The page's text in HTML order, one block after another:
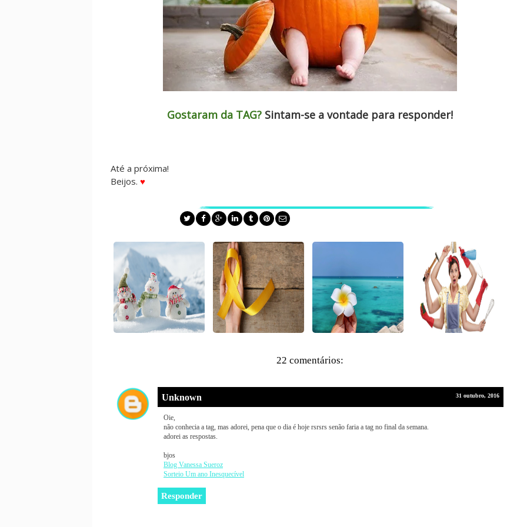
Gostaram da TAG? Sintam-se a vontade para responder!
Até a próxima!
Beijos. ♥
22 comentários:
Unknown 31 outubro, 2016
Oie,
não conhecia a tag, mas adorei, pena que o dia é hoje rsrsrs senão faria a tag no final da semana.
adorei as respostas.
bjos
Blog Vanessa Sueroz
Sorteio Um ano Inesquecível
Responder